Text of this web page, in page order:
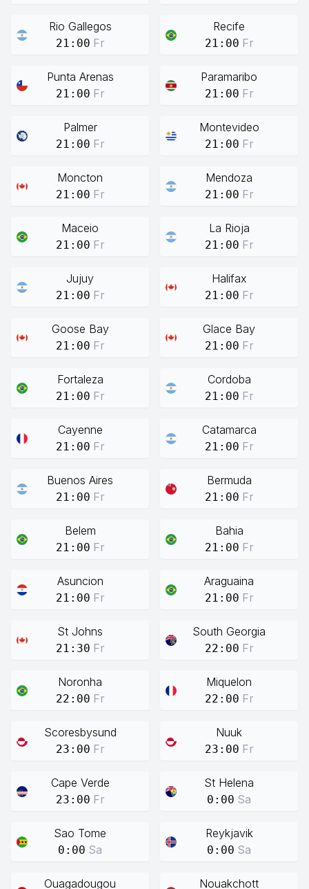
Rio Gallegos
21:00 Fr
Recife
21:00 Fr
Punta Arenas
21:00 Fr
Paramaribo
21:00 Fr
Palmer
21:00 Fr
Montevideo
21:00 Fr
Moncton
21:00 Fr
Mendoza
21:00 Fr
Maceio
21:00 Fr
La Rioja
21:00 Fr
Jujuy
21:00 Fr
Halifax
21:00 Fr
Goose Bay
21:00 Fr
Glace Bay
21:00 Fr
Fortaleza
21:00 Fr
Cordoba
21:00 Fr
Cayenne
21:00 Fr
Catamarca
21:00 Fr
Buenos Aires
21:00 Fr
Bermuda
21:00 Fr
Belem
21:00 Fr
Bahia
21:00 Fr
Asuncion
21:00 Fr
Araguaina
21:00 Fr
St Johns
21:30 Fr
South Georgia
22:00 Fr
Noronha
22:00 Fr
Miquelon
22:00 Fr
Scoresbysund
23:00 Fr
Nuuk
23:00 Fr
Cape Verde
23:00 Fr
St Helena
0:00 Sa
Sao Tome
0:00 Sa
Reykjavik
0:00 Sa
Ouagadougou Nouakchott